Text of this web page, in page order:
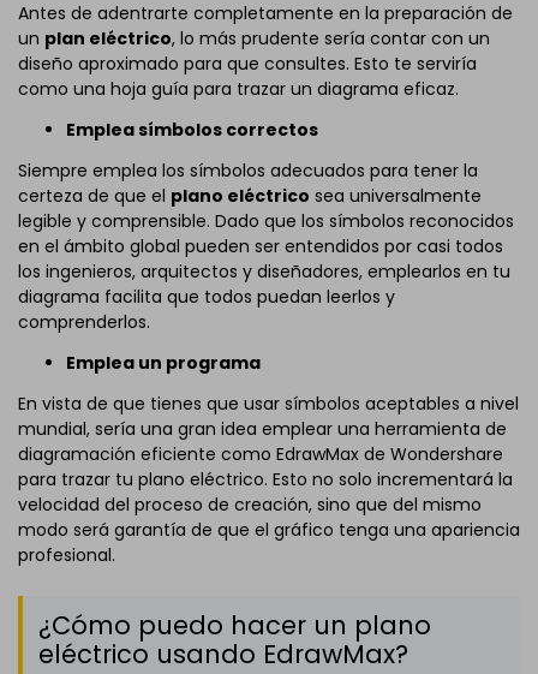
Antes de adentrarte completamente en la preparación de
un plan eléctrico, lo más prudente sería contar con un
diseño aproximado para que consultes. Esto te serviría
como una hoja guía para trazar un diagrama eficaz.
Emplea símbolos correctos
Siempre emplea los símbolos adecuados para tener la
certeza de que el plano eléctrico sea universalmente
legible y comprensible. Dado que los símbolos reconocidos
en el ámbito global pueden ser entendidos por casi todos
los ingenieros, arquitectos y diseñadores, emplearlos en tu
diagrama facilita que todos puedan leerlos y
comprenderlos.
Emplea un programa
En vista de que tienes que usar símbolos aceptables a nivel
mundial, sería una gran idea emplear una herramienta de
diagramación eficiente como EdrawMax de Wondershare
para trazar tu plano eléctrico. Esto no solo incrementará la
velocidad del proceso de creación, sino que del mismo
modo será garantía de que el gráfico tenga una apariencia
profesional.
¿Cómo puedo hacer un plano
eléctrico usando EdrawMax?